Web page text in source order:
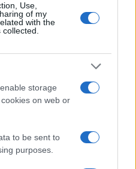
Use,
of my
with the
storage
on web or
to be sent to
purposes.a Milano tra